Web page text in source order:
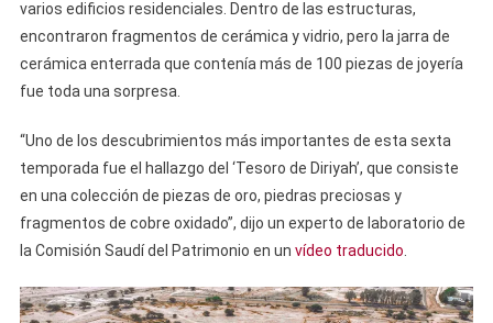
varios edificios residenciales. Dentro de las estructuras,
encontraron fragmentos de cerámica y vidrio, pero la jarra de
cerámica enterrada que contenía más de 100 piezas de joyería
fue toda una sorpresa.
“Uno de los descubrimientos más importantes de esta sexta
temporada fue el hallazgo del ‘Tesoro de Diriyah’, que consiste
en una colección de piezas de oro, piedras preciosas y
fragmentos de cobre oxidado”, dijo un experto de laboratorio de
la Comisión Saudí del Patrimonio en un vídeo traducido